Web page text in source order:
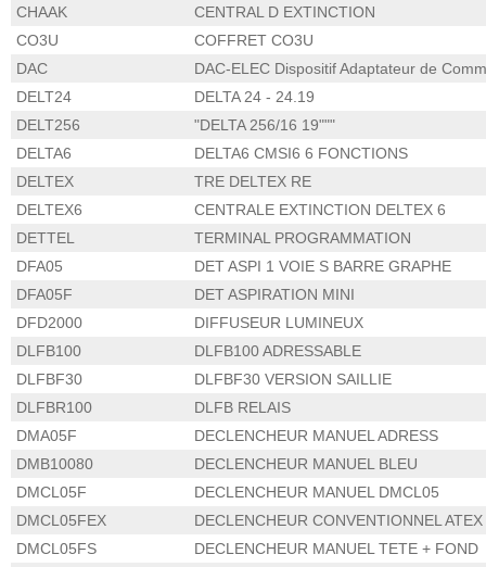
CHAAK
CENTRAL D EXTINCTION
CO3U
COFFRET CO3U
DAC
DAC-ELEC Dispositif Adaptateur de
DELT24
DELTA 24 - 24.19
DELT256
"DELTA 256/16 19"""
DELTA6
DELTA6 CMSI6 6 FONCTIONS
DELTEX
TRE DELTEX RE
DELTEX6
CENTRALE EXTINCTION DELTEX 6
DETTEL
TERMINAL PROGRAMMATION
DFA05
DET ASPI 1 VOIE S BARRE GRAPHE
DFA05F
DET ASPIRATION MINI
DFD2000
DIFFUSEUR LUMINEUX
DLFB100
DLFB100 ADRESSABLE
DLFBF30
DLFBF30 VERSION SAILLIE
DLFBR100
DLFB RELAIS
DMA05F
DECLENCHEUR MANUEL ADRESS
DMB10080
DECLENCHEUR MANUEL BLEU
DMCL05F
DECLENCHEUR MANUEL DMCL05
DMCL05FEX
DECLENCHEUR CONVENTIONNEL ATEX
DMCL05FS
DECLENCHEUR MANUEL TETE + FOND